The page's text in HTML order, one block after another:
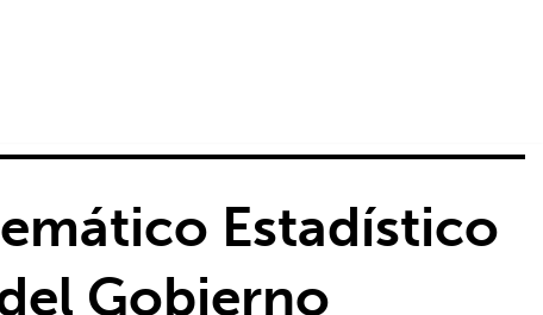
Estadístico
Gobierno